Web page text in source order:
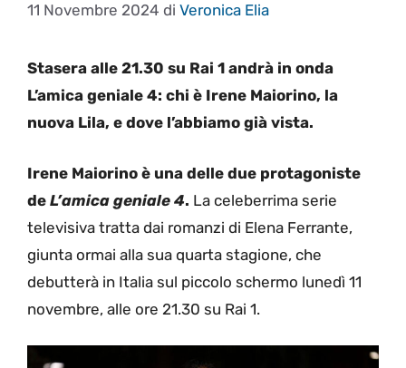
11 Novembre 2024 di Veronica Elia
Stasera alle 21.30 su Rai 1 andrà in onda
L’amica geniale 4: chi è Irene Maiorino, la
nuova Lila, e dove l’abbiamo già vista.
Irene Maiorino è una delle due protagoniste
de L’amica geniale 4. La celeberrima serie
televisiva tratta dai romanzi di Elena Ferrante,
giunta ormai alla sua quarta stagione, che
debutterà in Italia sul piccolo schermo lunedì 11
novembre, alle ore 21.30 su Rai 1.